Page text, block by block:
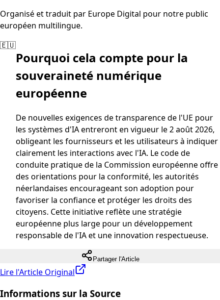
Organisé et traduit par Europe Digital pour notre public
européen multilingue.
🇪🇺
Pourquoi cela compte pour la
souveraineté numérique
européenne
De nouvelles exigences de transparence de l'UE pour
les systèmes d'IA entreront en vigueur le 2 août 2026,
obligeant les fournisseurs et les utilisateurs à indiquer
clairement les interactions avec l'IA. Le code de
conduite pratique de la Commission européenne offre
des orientations pour la conformité, les autorités
néerlandaises encourageant son adoption pour
favoriser la confiance et protéger les droits des
citoyens. Cette initiative reflète une stratégie
européenne plus large pour un développement
responsable de l'IA et une innovation respectueuse.
Partager l'Article
Lire l'Article Original
Informations sur la Source